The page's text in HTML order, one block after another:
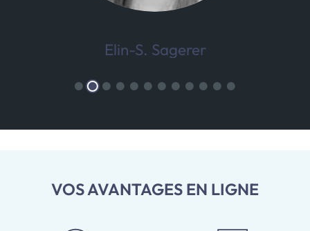
Elin-S. Sagerer
VOS AVANTAGES EN LIGNE